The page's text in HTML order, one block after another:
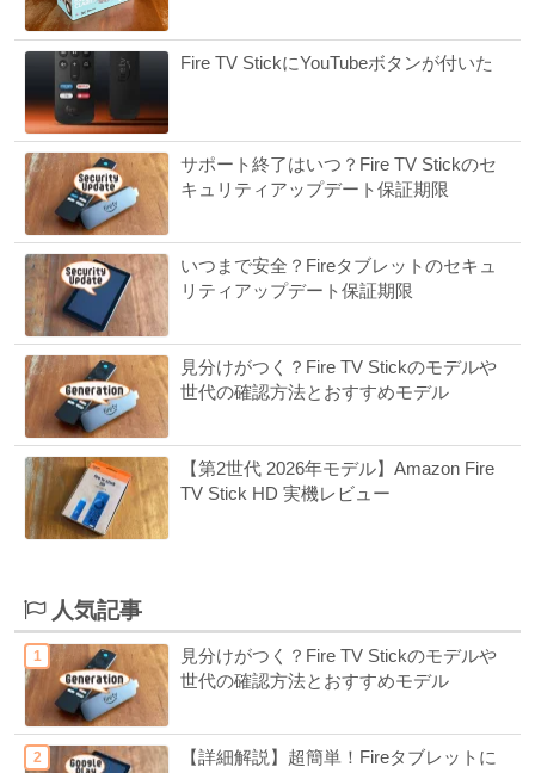
Fire TV StickにYouTubeボタンが付いた
サポート終了はいつ？Fire TV Stickのセ
キュリティアップデート保証期限
いつまで安全？Fireタブレットのセキュ
リティアップデート保証期限
見分けがつく？Fire TV Stickのモデルや
世代の確認方法とおすすめモデル
【第2世代 2026年モデル】Amazon Fire
TV Stick HD 実機レビュー
人気記事
見分けがつく？Fire TV Stickのモデルや
世代の確認方法とおすすめモデル
【詳細解説】超簡単！Fireタブレットに